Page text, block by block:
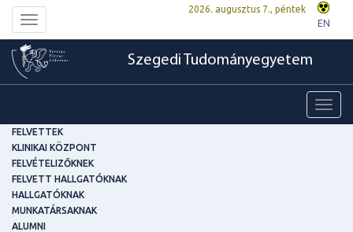
Toggle
navigation
2026. augusztus 7., péntek
EN
Szegedi Tudományegyetem
FELVETTEK
KLINIKAI KÖZPONT
FELVÉTELIZŐKNEK
FELVETT HALLGATÓKNAK
HALLGATÓKNAK
MUNKATÁRSAKNAK
ALUMNI